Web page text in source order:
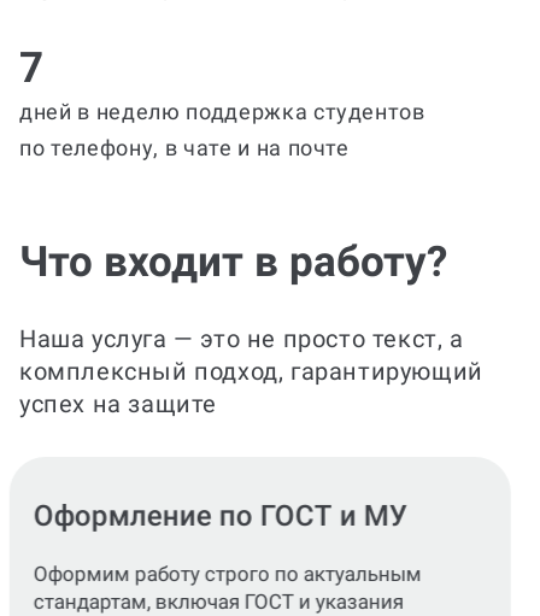
7
дней в неделю поддержка студентов
по телефону, в чате и на почте
Что входит в работу?
Наша услуга — это не просто текст, а
комплексный подход, гарантирующий
успех на защите
Проверка на оригинальность
Проверим работу на плагиат в программе
еТХТ, Антиплагиат.ВУЗ или руконтекст на